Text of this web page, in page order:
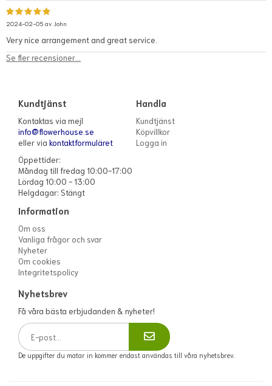
2024-02-05 av John
Very nice arrangement and great service.
Se fler recensioner...
Kundtjänst
Kontaktas via mejl
info@flowerhouse.se
eller via kontaktformuläret
Öppettider:
Måndag till fredag 10:00-17:00
Lördag 10:00 - 13:00
Helgdagar: Stängt
Handla
Kundtjänst
Köpvillkor
Logga in
Information
Om oss
Vanliga frågor och svar
Nyheter
Om cookies
Integritetspolicy
Nyhetsbrev
Få våra bästa erbjudanden & nyheter!
De uppgifter du matar in kommer endast användas till våra nyhetsbrev.